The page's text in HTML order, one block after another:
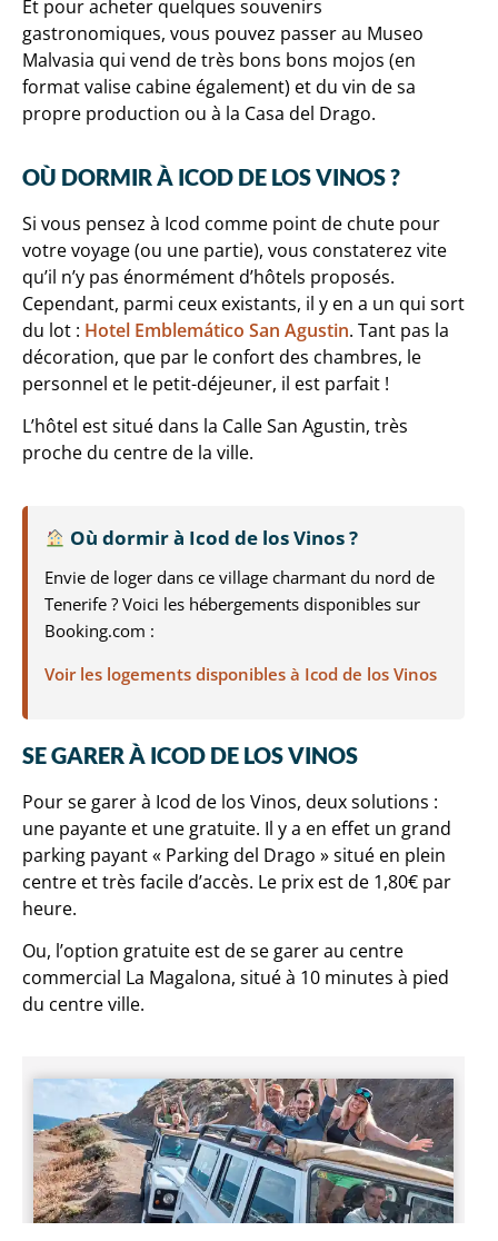
Et pour acheter quelques souvenirs
gastronomiques, vous pouvez passer au Museo
Malvasia qui vend de très bons bons mojos (en
format valise cabine également) et du vin de sa
propre production ou à la Casa del Drago.
OÙ DORMIR À ICOD DE LOS VINOS ?
Si vous pensez à Icod comme point de chute pour
votre voyage (ou une partie), vous constaterez vite
qu’il n’y pas énormément d’hôtels proposés.
Cependant, parmi ceux existants, il y en a un qui sort
du lot : Hotel Emblemático San Agustin. Tant pas la
décoration, que par le confort des chambres, le
personnel et le petit-déjeuner, il est parfait !
L’hôtel est situé dans la Calle San Agustin, très
proche du centre de la ville.
Où dormir à Icod de los Vinos ?
Envie de loger dans ce village charmant du nord de
Tenerife ? Voici les hébergements disponibles sur
Booking.com :
Voir les logements disponibles à Icod de los Vinos
SE GARER À ICOD DE LOS VINOS
Pour se garer à Icod de los Vinos, deux solutions :
une payante et une gratuite. Il y a en effet un grand
parking payant « Parking del Drago » situé en plein
centre et très facile d’accès. Le prix est de 1,80€ par
heure.
Ou, l’option gratuite est de se garer au centre
commercial La Magalona, situé à 10 minutes à pied
du centre ville.